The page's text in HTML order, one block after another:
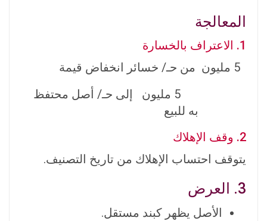
المعالجة
1. الاعتراف بالخسارة
5 مليون إلى حـ/ أصل محتفظ
به للبيع
2. وقف الإهلاك
يتوقف احتساب الإهلاك من تاريخ التصنيف.
3. العرض
الأصل يظهر كبند مستقل.